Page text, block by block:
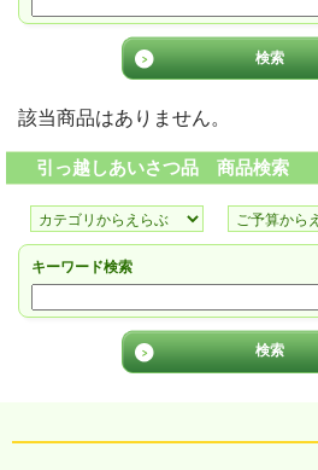
該当商品はありません。
引っ越しあいさつ品 商品検索
キーワード検索